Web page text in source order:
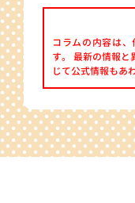
コラムの内容は
す。 最新の情報
じて公式情報もあ